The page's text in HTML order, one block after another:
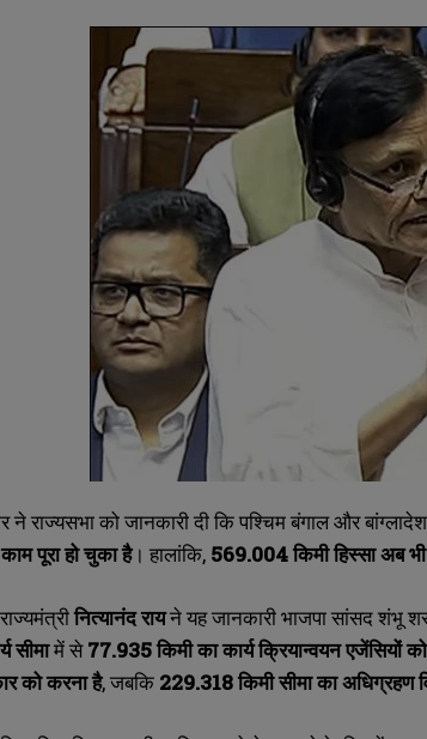
ने राज्यसभा को जानकारी दी कि पश्चिम बंगाल और
पूरा हो चुका है। हालांकि, 569.004किमी हिस्सा अब
नित्यानंद रायने यह जानकारी भाजपा सांसद शंभू
सीमामें से77.935किमी का कार्य क्रियान्वयन एजेंसियों
को करना है, जबकि 229.318किमी सीमा का अधिग्रहण